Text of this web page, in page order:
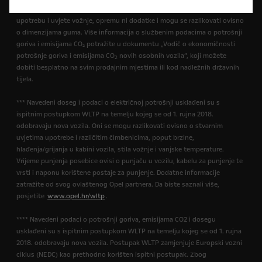
upotrebu i uvjete vožnje, opremu ni dodatke i mogu se razlikovati ovisno
o dimenzijama guma. Više informacija o službenim podacima o potrošnji
goriva i emisijama CO₂ potražite u dokumentu „Vodič o ekonomičnosti
potrošnje goriva i emisijama CO2 novih osobnih vozila”, koji možete
dobiti besplatno na svim prodajnim mjestima ili kod nadležnih državnih
tijela.
*** Navedeni doseg i podaci o električnoj potrošnji usklađeni su s
ispitnim postupkom WLTP na temelju kojeg se od 1. rujna 2018.
odobravaju nova vozila. Oni se mogu razlikovati ovisno o stvarnim
uvjetima upotrebe i različitim čimbenicima, poput brzine,
hlađenja/grijanja u kabini vozila, stila vožnje i vanjske temperature.
Vrijeme punjenja posebice ovisi o punjaču u vozilu, kabelu za punjenje te
vrsti i naponu korištene postaje za punjenje. Dodatne informacije
zatražite od svog ovlaštenog Opel partnera. Da biste saznali više,
posjetite www.opel.hr/wltp .
**** Navedeni podaci o potrošnji goriva, emisijama CO2 i dosegu
usklađeni su s ispitnim postupkom WLTP na temelju kojeg se od 1. rujna
2018. odobravaju nova vozila. Postupak WLTP zamjenjuje Europski vozni
ciklus (NEDC) kao prethodno korišten ispitni postupak. Zbog